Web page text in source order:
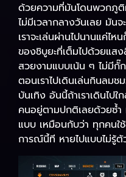
ด้วยความที่มันโดนพวกภู
ไม่มีเวลากลางวันเลย มัน
เราจะเล่นผ่านไปนานแค่ไ
ของชิบูยะที่เต็มไปด้วยแส
สวยงามแบบเน้น ๆ ไม่มีกั๊
ตอนเราไปเดินเล่นกินลม
บันเทิง อันนี้ถ้าเราเดินไป
คนอยู่ตามปกติเลยด้วยซ้ำ
แบบ เหมือนกับว่า ทุกคน
การณ์นี้ที หายไปแบบไม่รู้ตั